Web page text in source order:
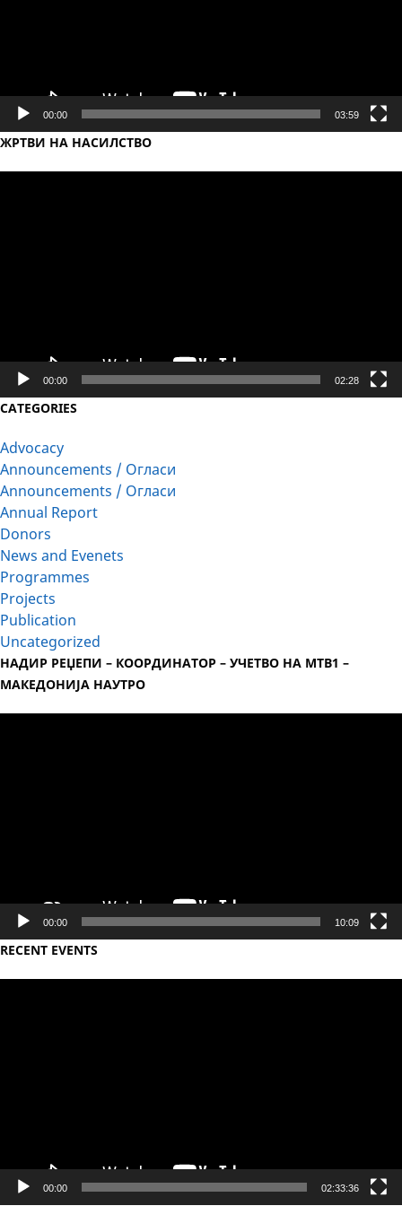
00:00 03:59
ЖРТВИ НА НАСИЛСТВО
00:00 02:28
CATEGORIES
Advocacy
Announcements / Огласи
Announcements / Огласи
Annual Report
Donors
News and Evenets
Programmes
Projects
Publication
Uncategorized
НАДИР РЕЏЕПИ – КООРДИНАТОР – УЧЕТВО НА МТВ1 –
МАКЕДОНИЈА НАУТРО
00:00 10:09
RECENT EVENTS
00:00 02:33:36